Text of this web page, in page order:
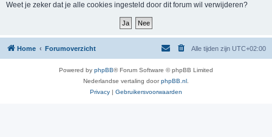
Weet je zeker dat je alle cookies ingesteld door dit forum wil verwijderen?
Home Forumoverzicht Alle tijden zijn UTC+02:00
Powered by phpBB® Forum Software © phpBB Limited
Nederlandse vertaling doorphpBB.nl
Privacy | Gebruikersvoorwaarden